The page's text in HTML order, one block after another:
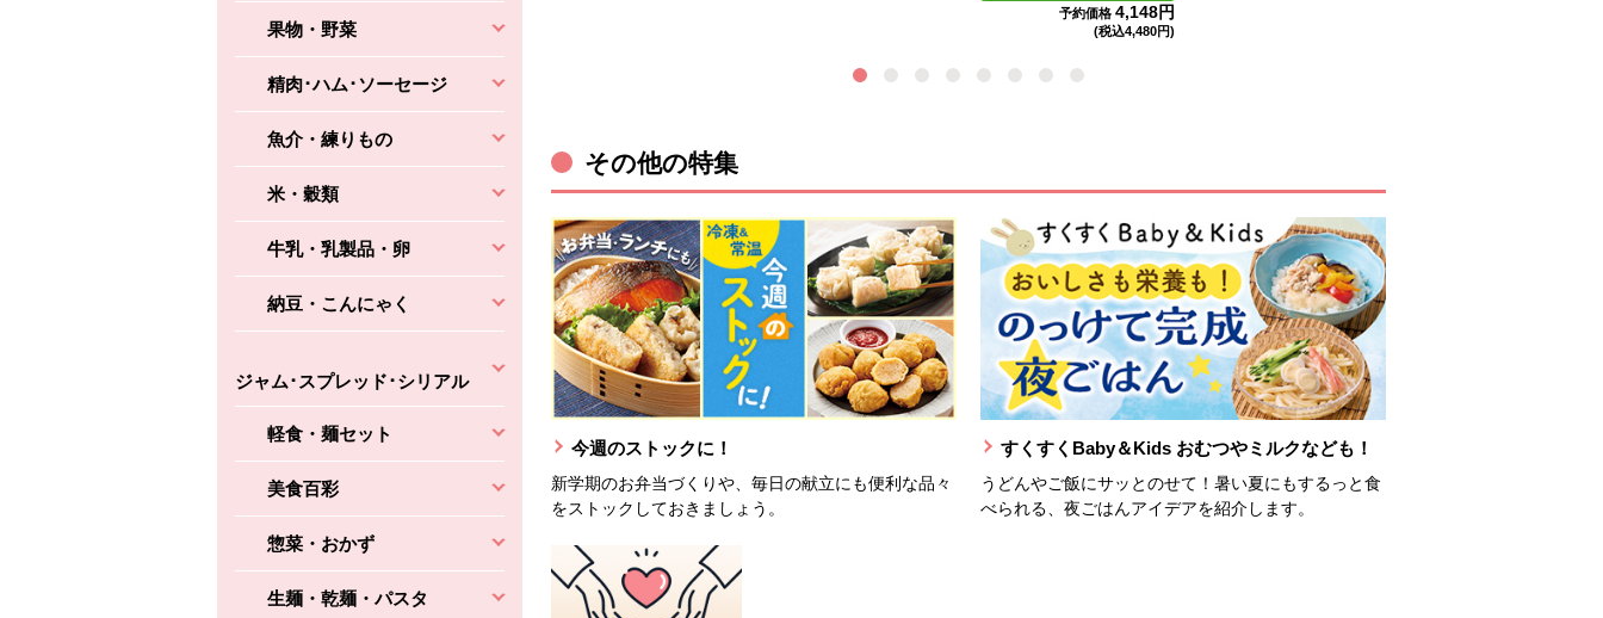
果物・野菜
精肉･ハム･ソーセージ
魚介・練りもの
米・穀類
牛乳・乳製品・卵
納豆・こんにゃく
ジャム･スプレッド･シリアル
軽食・麺セット
美食百彩
惣菜・おかず
生麺・乾麺・パスタ
予約価格 4,148円
(税込4,480円)
その他の特集
今週のストックに！
新学期のお弁当づくりや、毎日の献立にも便利な品々
をストックしておきましょう。
すくすくBaby＆Kids おむつやミルクなども！
うどんやご飯にサッとのせて！暑い夏にもするっと食
べられる、夜ごはんアイデアを紹介します。